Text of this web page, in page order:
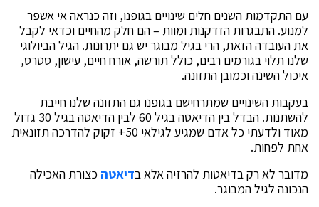
עם התקדמות השנים חלים שינויים בגופנו, וזה כנראה אי אשפר
למנוע. התבגרות הזדקנות ומוות – הם חלק מהחיים וכדאי לקבל
את העובדה הזאת, הרי בגיל מבוגר יש גם יתרונות. הגיל הביולוגי
שלנו תלוי בגורמים רבים, כולל תורשה, אורח חיים, עישון, סטרס,
איכול השינה וכמובן התזונה.
בעקבות השינויים שמתרחישם בגופנו גם התזונה שלנו חייבת
להשתנות. הבדל בין הדיאטה בגיל 60 לבין הדיאטה בגיל 30 גדול
מאוד ולדעתי כל אדם שמגיע לגילאי 50+ זקוק להדרכה תזונאית
אחת לפחות.
מדובר לא רק בדיאטות להרזיה אלא בדיאטהכצורת האכילה
הנכונה לגיל המבוגר.